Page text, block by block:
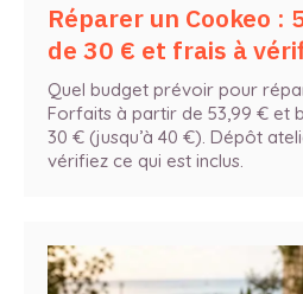
Réparer un Cookeo :
de 30 € et frais à
Quel budget prévoir pour
Forfaits à partir de 53,99 € et
30 € (jusqu’à 40 €). Dépôt
vérifiez ce qui est inclus.